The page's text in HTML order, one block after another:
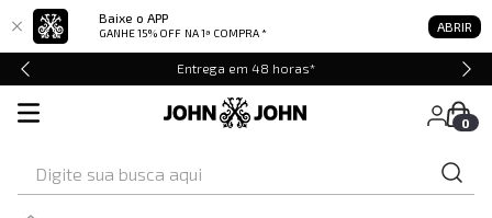
Baixe o APP
GANHE 15% OFF NA 1ª COMPRA * ABRIR
Entrega em 48 horas*
0